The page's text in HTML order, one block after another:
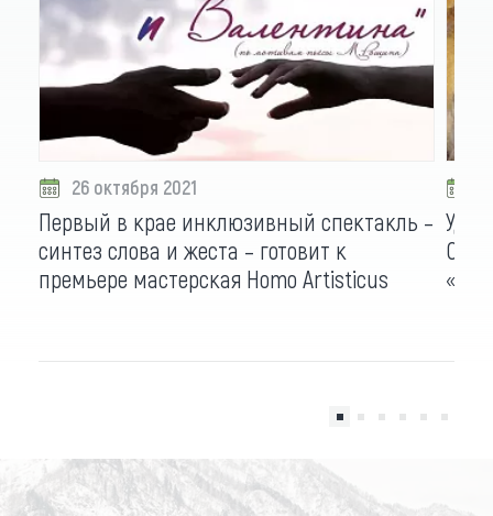
26 октября 2021
Первый в крае инклюзивный спектакль –
синтез слова и жеста – готовит к
премьере мастерская Homo Artisticus